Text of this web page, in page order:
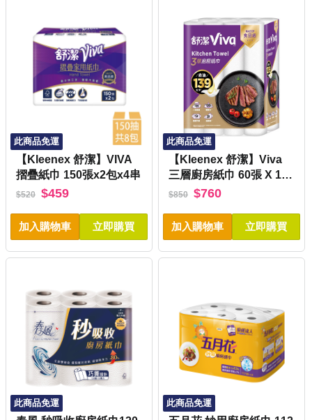
此商品免運
【Kleenex 舒潔】VIVA
摺疊紙巾 150張x2包x4串
$520 $459
加入購物車 立即購買
此商品免運
【Kleenex 舒潔】Viva
三層廚房紙巾 60張 X 16
卷
$850 $760
加入購物車 立即購買
此商品免運 此商品免運